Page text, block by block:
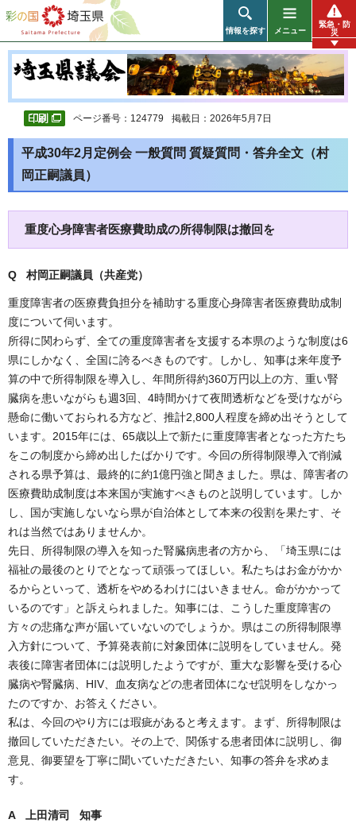
彩の国 埼玉県
情報を探す メニュー
緊急・防
災
ページ番号：124779 掲載日：2026年5月7日
平成30年2月定例会 一般質問 質疑質問・答弁全文（村
岡正嗣議員）
重度心身障害者医療費助成の所得制限は撤回を
Q 村岡正嗣議員（共産党）
重度障害者の医療費負担分を補助する重度心身障害者医療費助成制
度について伺います。
所得に関わらず、全ての重度障害者を支援する本県のような制度は6
県にしかなく、全国に誇るべきものです。しかし、知事は来年度予
算の中で所得制限を導入し、年間所得約360万円以上の方、重い腎
臓病を患いながらも週3回、4時間かけて夜間透析などを受けながら
懸命に働いておられる方など、推計2,800人程度を締め出そうとして
います。2015年には、65歳以上で新たに重度障害者となった方たち
をこの制度から締め出したばかりです。今回の所得制限導入で削減
される県予算は、最終的に約1億円強と聞きました。県は、障害者の
医療費助成制度は本来国が実施すべきものと説明しています。しか
し、国が実施しないなら県が自治体として本来の役割を果たす、そ
れは当然ではありませんか。
先日、所得制限の導入を知った腎臓病患者の方から、「埼玉県には
福祉の最後のとりでとなって頑張ってほしい。私たちはお金がかか
るからといって、透析をやめるわけにはいきません。命がかかって
いるのです」と訴えられました。知事には、こうした重度障害の
方々の悲痛な声が届いていないのでしょうか。県はこの所得制限導
入方針について、予算発表前に対象団体に説明をしていません。発
表後に障害者団体には説明したようですが、重大な影響を受ける心
臓病や腎臓病、HIV、血友病などの患者団体になぜ説明をしなかっ
たのですか、お答えください。
私は、今回のやり方には瑕疵があると考えます。まず、所得制限は
撤回していただきたい。その上で、関係する患者団体に説明し、御
意見、御要望を丁寧に聞いていただきたい、知事の答弁を求めま
す。
A 上田清司 知事